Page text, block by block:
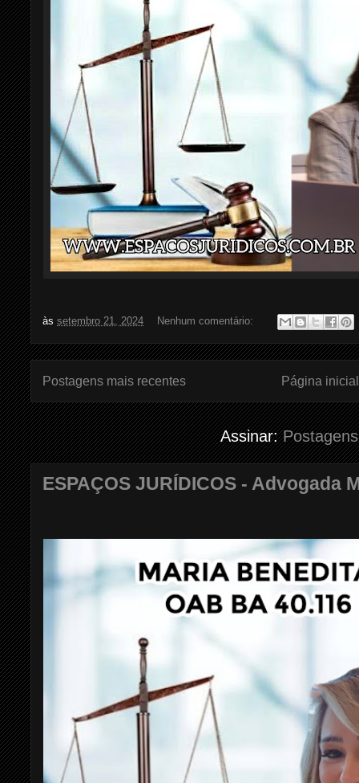
àssetembro 21, 2024 Nenhum comentário:
Postagens mais recentes Página inicial
Assinar:
ESPAÇOS JURÍDICOS - Advogada